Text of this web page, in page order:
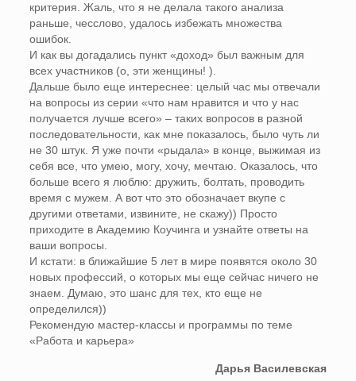
критерия. Жаль, что я не делала такого анализа
раньше, чесслово, удалось избежать множества
ошибок.
И как вы догадались пункт «доход» был важным для
всех участников (о, эти женщины! ).
Дальше было еще интереснее: целый час мы отвечали
на вопросы из серии «что нам нравится и что у нас
получается лучше всего» – таких вопросов в разной
последовательности, как мне показалось, было чуть ли
не 30 штук. Я уже почти «рыдала» в конце, выжимая из
себя все, что умею, могу, хочу, мечтаю. Оказалось, что
больше всего я люблю: дружить, болтать, проводить
время с мужем. А вот что это обозначает вкупе с
другими ответами, извините, не скажу)) Просто
приходите в Академию Коучинга и узнайте ответы на
ваши вопросы.
И кстати: в ближайшие 5 лет в мире появятся около 30
новых профессий, о которых мы еще сейчас ничего не
знаем. Думаю, это шанс для тех, кто еще не
определился))
Рекомендую мастер-классы и программы по теме
«Работа и карьера»
Дарья Василевская